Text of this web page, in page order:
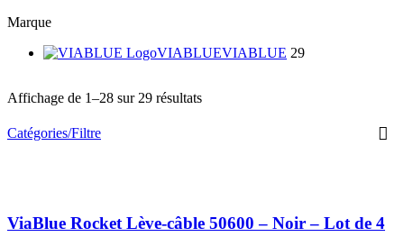
Marque
VIABLUEVIABLUE 29
Affichage de 1–28 sur 29 résultats
Catégories/Filtre
ViaBlue Rocket Lève-câble 50600 – Noir – Lot de 4